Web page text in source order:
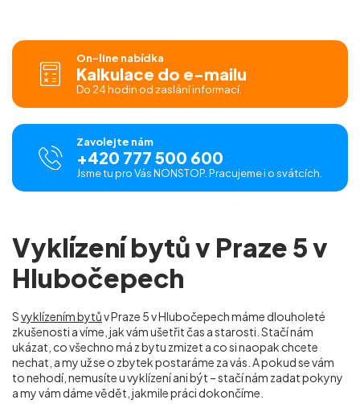
On-line nabídka
Kalkulace do e-mailu
Do 24 hodin od zaslání informací.
Zavolejte nám
+420 777 500 600
Jsme tu pro Vás NONSTOP. Pracujeme i o svátcích.
Vyklízení bytů v Praze 5 v
Hlubočepech
Svyklízením bytův Praze 5 v Hlubočepech máme dlouholeté
zkušenosti a víme, jak vám ušetřit čas a starosti. Stačí nám
ukázat, co všechno má z bytu zmizet a co si naopak chcete
nechat, a my už se o zbytek postaráme za vás. A pokud se vám
to nehodí, nemusíte u vyklízení ani být – stačí nám zadat pokyny
a my vám dáme vědět, jakmile práci dokončíme.